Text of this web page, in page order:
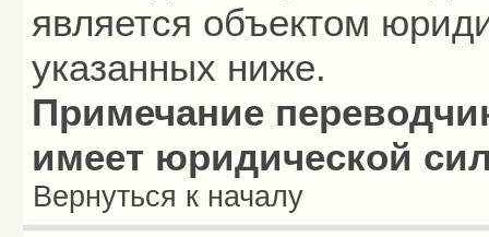
является объектом
указанных ниже.
Примечание
имеет юридической
Вернуться к началу